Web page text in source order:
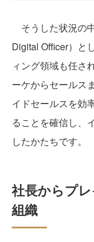
そうした状況の
Digital Officer）と
ィング領域も任さ
ーケからセールス
イドセールスを効
ることを確信し、
したかたちです。
社長からプ
組織